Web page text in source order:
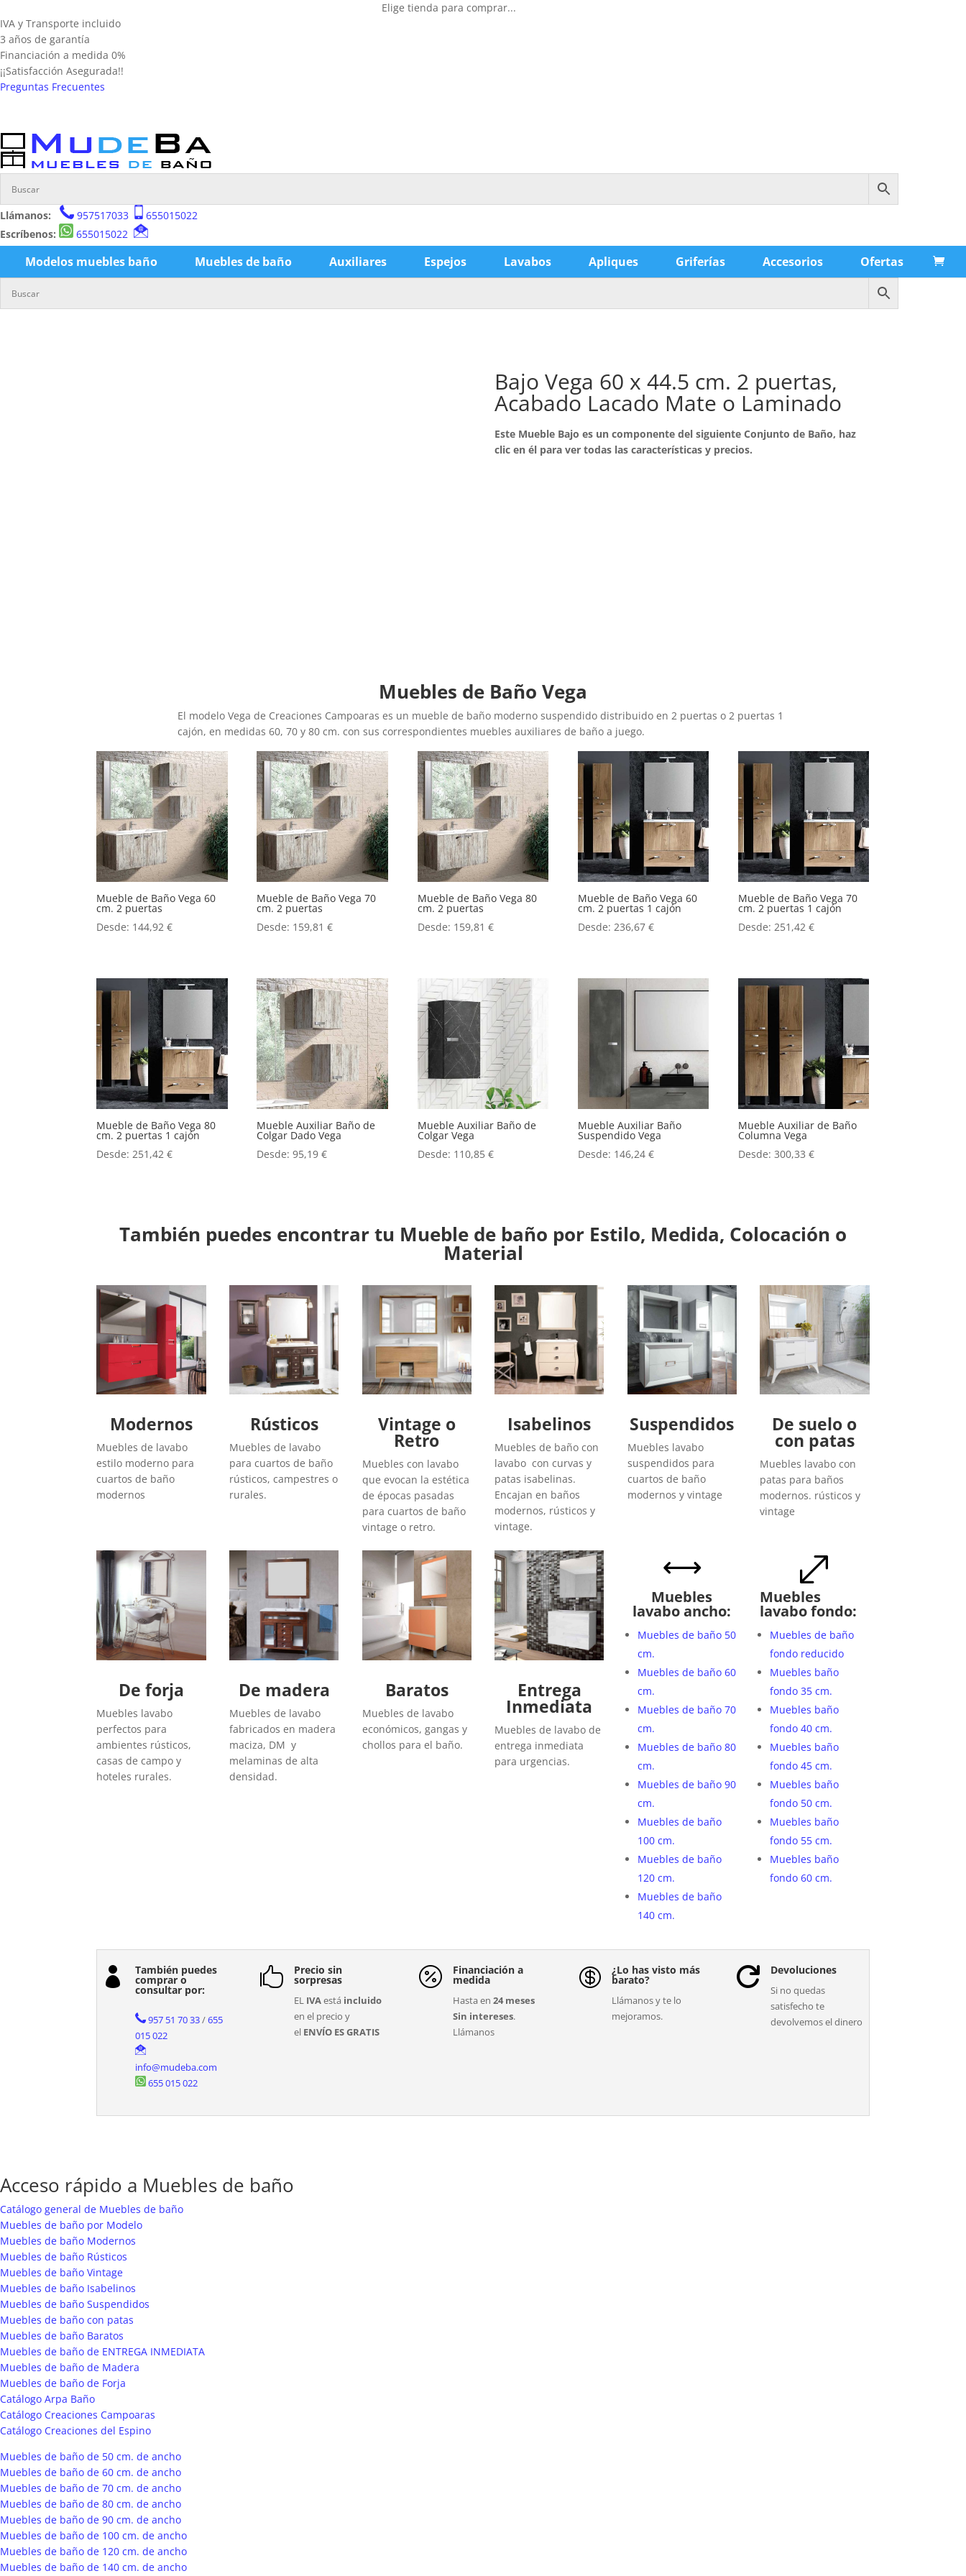
Elige tienda para comprar...
IVA y Transporte incluido
3 años de garantía
Financiación a medida 0%
¡¡Satisfacción Asegurada!!
Preguntas Frecuentes
Llámanos: 957517033
655015022
Escríbenos:
655015022
Modelos muebles baño Muebles de baño Auxiliares Espejos Lavabos Apliques Griferías Accesorios Ofertas
Bajo Vega 60 x 44.5 cm. 2 puertas,
Acabado Lacado Mate o Laminado
Este Mueble Bajo es un componente del siguiente Conjunto de Baño, haz
clic en él para ver todas las características y precios.
Muebles de Baño Vega
El modelo Vega de Creaciones Campoaras es un mueble de baño moderno suspendido distribuido en 2 puertas o 2 puertas 1
cajón, en medidas 60, 70 y 80 cm. con sus correspondientes muebles auxiliares de baño a juego.
Mueble de Baño Vega 60
cm. 2 puertas
Desde: 144,92€
Mueble de Baño Vega 70
cm. 2 puertas
Desde: 159,81€
Mueble de Baño Vega 80
cm. 2 puertas
Desde: 159,81 €
Mueble de Baño Vega 60
cm. 2 puertas 1 cajón
Desde: 236,67 €
Mueble de Baño Vega 70
cm. 2 puertas 1 cajón
Desde: 251,42 €
Mueble de Baño Vega 80
cm. 2 puertas 1 cajón
Desde:251,42€
Mueble Auxiliar Baño de
Colgar Dado Vega
Desde:95,19€
Mueble Auxiliar Baño de
Colgar Vega
Desde: 110,85 €
Mueble Auxiliar Baño
Suspendido Vega
Desde: 146,24 €
Mueble Auxiliar de Baño
Columna Vega
Desde: 300,33 €
También puedes encontrar tu Mueble de baño por Estilo, Medida, Colocación o
Material
Modernos
Muebles de lavabo
estilo moderno para
cuartos de baño
modernos
Rústicos
Muebles de lavabo
para cuartos de baño
rústicos, campestres o
rurales.
Vintage o
Retro
Muebles con lavabo
que evocan la estética
de épocas pasadas
para cuartos de baño
vintage o retro.
Isabelinos
Muebles de baño con
lavabo con curvas y
patas isabelinas.
Encajan en baños
modernos, rústicos y
vintage.
Suspendidos
Muebles lavabo
suspendidos para
cuartos de baño
modernos y vintage
De suelo o
con patas
Muebles lavabo con
patas para baños
modernos. rústicos y
vintage
De forja
Muebles lavabo
perfectos para
ambientes rústicos,
casas de campo y
hoteles rurales.
De madera
Muebles de lavabo
fabricados en madera
maciza, DM y
melaminas de alta
densidad.
Baratos
Muebles de lavabo
económicos, gangas y
chollos para el baño.
Entrega
Inmediata
Muebles de lavabo de
entrega inmediata
para urgencias.
,
Muebles
lavabo ancho:
Muebles de baño 50
cm.
Muebles de baño 60
cm.
Muebles de baño 70
cm.
Muebles de baño 80
cm.
Muebles de baño 90
cm.
Muebles de baño
100 cm.
Muebles de baño
120 cm.
Muebles de baño
140 cm.
.
Muebles
lavabo fondo:
Muebles de baño
fondo reducido
Muebles baño
fondo 35 cm.
Muebles baño
fondo 40 cm.
Muebles baño
fondo 45 cm.
Muebles baño
fondo 50 cm.
Muebles baño
fondo 55 cm.
Muebles baño
fondo 60 cm.
 También puedes
comprar o
consultar por:
957 51 70 33/655
015 022
info@mudeba.com
655 015 022
 Precio sin
sorpresas
EL IVAestá incluido
en el precio y
el ENVÍO ES GRATIS
 Financiación a
medida
Hasta en 24 meses
Sin intereses.
Llámanos
 ¿Lo has visto más
barato?
Llámanos y te lo
mejoramos.
 Devoluciones
Si no quedas
satisfecho te
devolvemos el dinero
Acceso rápido a Muebles de baño
Catálogo general de Muebles de baño
Muebles de baño por Modelo
Muebles de baño Modernos
Muebles de baño Rústicos
Muebles de baño Vintage
Muebles de baño Isabelinos
Muebles de baño Suspendidos
Muebles de baño con patas
Muebles de baño Baratos
Muebles de baño de ENTREGA INMEDIATA
Muebles de baño de Madera
Muebles de baño de Forja
Catálogo Arpa Baño
Catálogo Creaciones Campoaras
Catálogo Creaciones del Espino
Muebles de baño de 50 cm. de ancho
Muebles de baño de 60 cm. de ancho
Muebles de baño de 70 cm. de ancho
Muebles de baño de 80 cm. de ancho
Muebles de baño de 90 cm. de ancho
Muebles de baño de 100 cm. de ancho
Muebles de baño de 120 cm. de ancho
Muebles de baño de 140 cm. de ancho